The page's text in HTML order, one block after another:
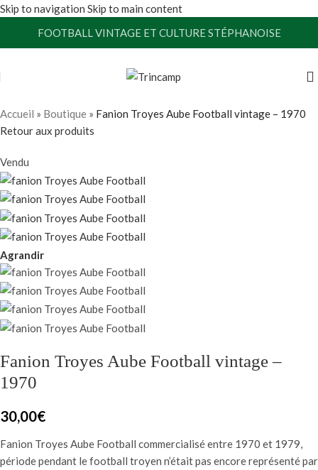
Skip to navigation Skip to main content
FOOTBALL VINTAGE ET CULTURE STÉPHANOISE
Accueil » Boutique » Fanion Troyes Aube Football vintage – 1970
Retour aux produits
Vendu
Agrandir
Fanion Troyes Aube Football vintage –
1970
30,00€
Fanion Troyes Aube Football commercialisé entre 1970 et 1979,
période pendant le football troyen n’était pas encore représenté par